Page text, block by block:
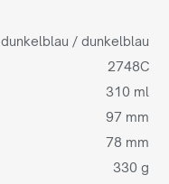
dunkelblau / dunkelblau
2748C
310 ml
97 mm
78 mm
330 g